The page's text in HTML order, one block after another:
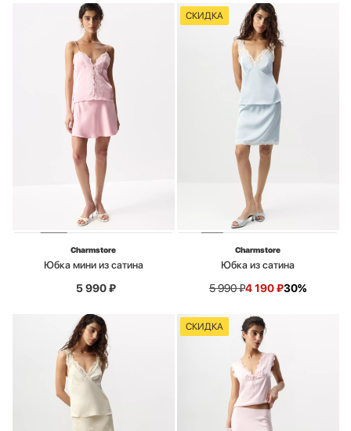
Charmstore
Юбка мини из сатина
5 990₽
СКИДКА
Charmstore
Юбка из сатина
5 990₽4 190₽30%
СКИДКА